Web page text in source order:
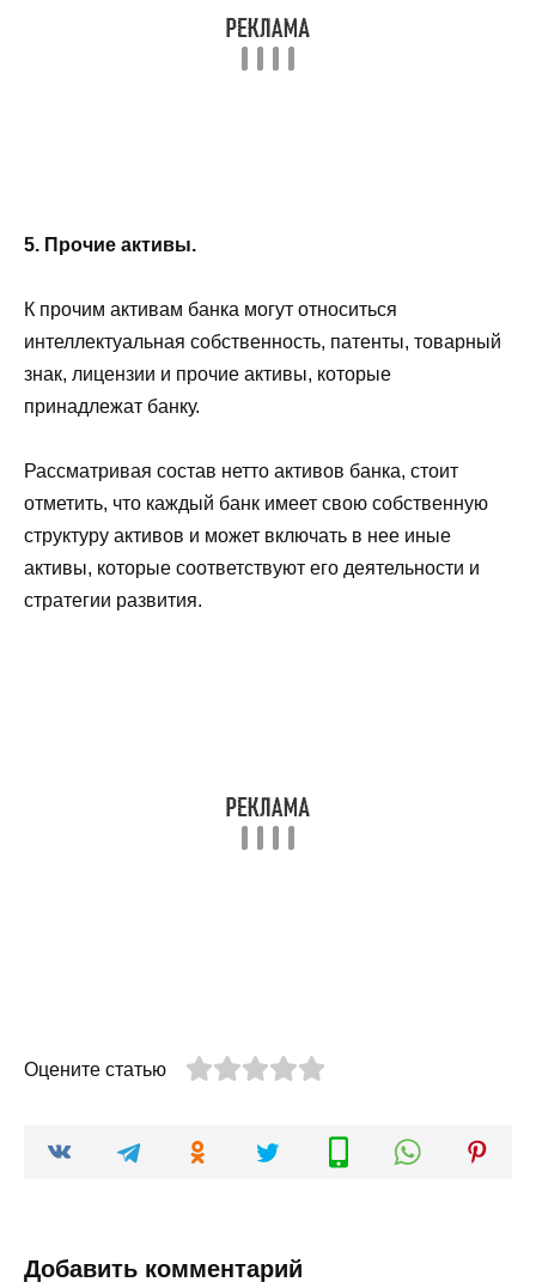
5. Прочие активы.
К прочим активам банка могут относиться
интеллектуальная собственность, патенты, товарный
знак, лицензии и прочие активы, которые
принадлежат банку.
Рассматривая состав нетто активов банка, стоит
отметить, что каждый банк имеет свою собственную
структуру активов и может включать в нее иные
активы, которые соответствуют его деятельности и
стратегии развития.
Оцените статью
Добавить комментарий